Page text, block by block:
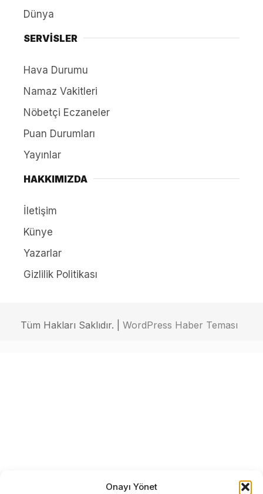
Onayı Yönet
Dünya
SERVİSLER
Hava Durumu
Namaz Vakitleri
Nöbetçi Eczaneler
Puan Durumları
Yayınlar
HAKKIMIZDA
İletişim
Künye
Yazarlar
Gizlilik Politikası
Tüm Hakları Saklıdır. | WordPress Haber Teması